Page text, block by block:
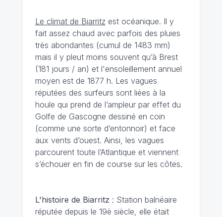
Le climat de Biarritz est océanique. Il y
fait assez chaud avec parfois des pluies
très abondantes (cumul de 1483 mm)
mais il y pleut moins souvent qu’à Brest
(181 jours / an) et l'ensoleillement annuel
moyen est de 1877 h. Les vagues
réputées des surfeurs sont liées à la
houle qui prend de l’ampleur par effet du
Golfe de Gascogne dessiné en coin
(comme une sorte d’entonnoir) et face
aux vents d’ouest. Ainsi, les vagues
parcourent toute l’Atlantique et viennent
s’échouer en fin de course sur les côtes.
L'histoire de Biarritz : Station balnéaire
réputée depuis le 19è siècle, elle était